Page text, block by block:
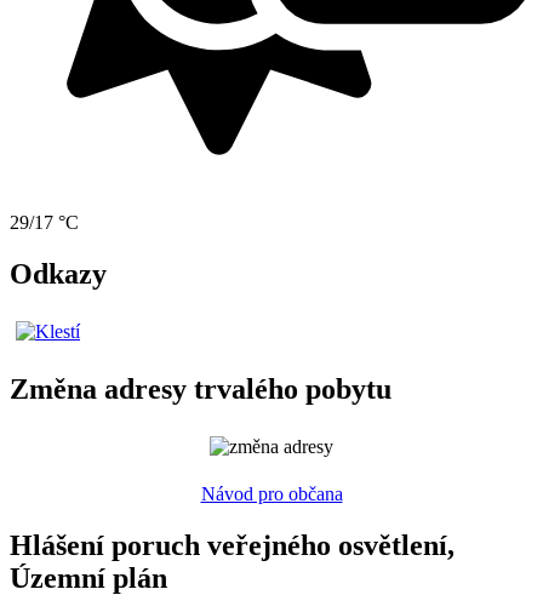
29/17 °C
Odkazy
Změna adresy trvalého pobytu
Návod pro občana
Hlášení poruch veřejného osvětlení,
Územní plán